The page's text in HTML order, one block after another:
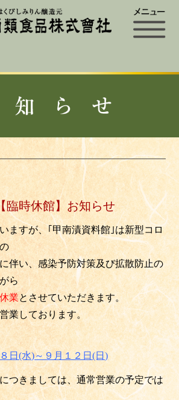
臨時休館】お知らせ
ますが、｢甲南漬資料館｣は新型コロ
伴い、感染予防対策及び拡散防止の
ら
業とさせていただきます。
業しております。
日(水)～９月１２日(日)
つきましては、通常営業の予定では